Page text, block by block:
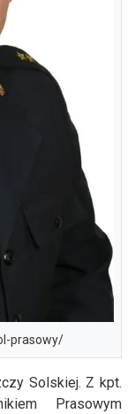
prasowy/
Solskiej. Z kpt.
Prasowym